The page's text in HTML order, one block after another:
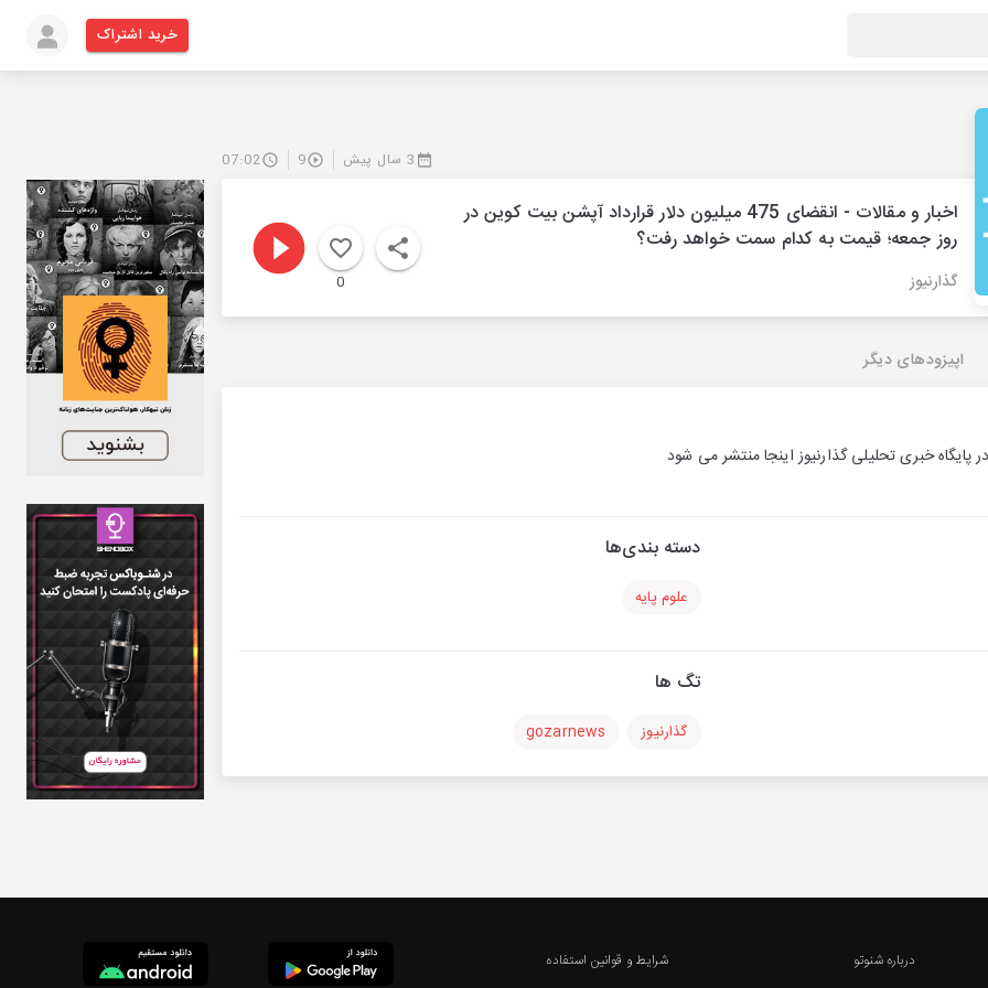
خرید اشتراک
3 سال پیش 9
07:02
اخبار و مقالات - انقضای 475 میلیون دلار قرارداد آپشن بیت کوین در
روز جمعه؛ قیمت به کدام سمت خواهد رفت؟
گذارنیوز 0
اپیزودهای دیگر
خبری تحلیلی گذارنیوز اینجا منتشر می شود
دسته بندی‌ها
علوم پایه
تگ ها
گذارنیوز gozarnews
درباره شنوتو
شرایط و قوانین استفاده